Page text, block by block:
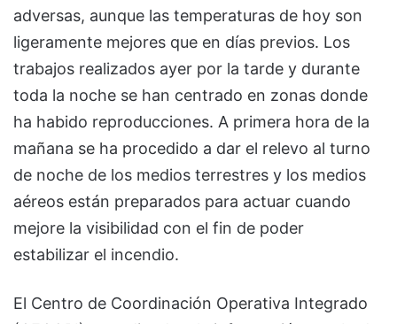
adversas, aunque las temperaturas de hoy son
ligeramente mejores que en días previos. Los
trabajos realizados ayer por la tarde y durante
toda la noche se han centrado en zonas donde
ha habido reproducciones. A primera hora de la
mañana se ha procedido a dar el relevo al turno
de noche de los medios terrestres y los medios
aéreos están preparados para actuar cuando
mejore la visibilidad con el fin de poder
estabilizar el incendio.
El Centro de Coordinación Operativa Integrado